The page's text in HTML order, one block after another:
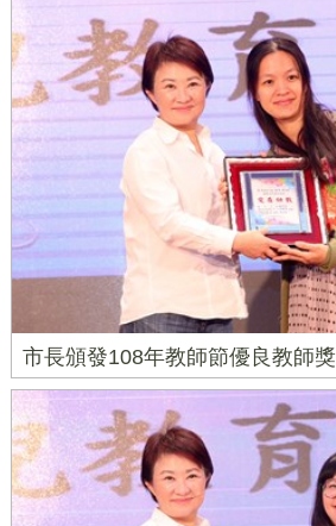
市長頒發108年教師節優良教師獎